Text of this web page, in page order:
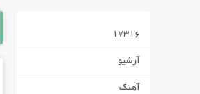
17316
آرشیو
آهنگ